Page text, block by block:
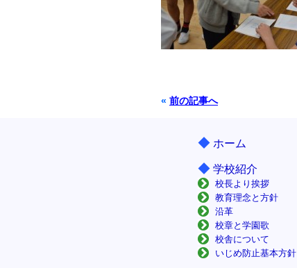
« 前の記事へ
◆ ホーム
◆ 学校紹介
校長より挨拶
教育理念と方針
沿革
校章と学園歌
校舎について
いじめ防止基本方針